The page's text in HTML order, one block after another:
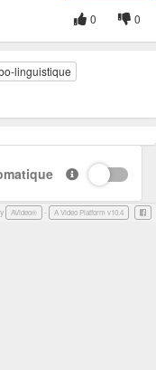
0
0
linguistique
AVideo® - A Video Platform v10.4